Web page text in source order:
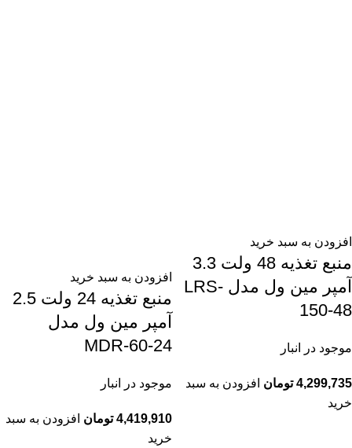
افزودن به سبد خرید
منبع تغذیه 48 ولت 3.3
آمپر مین ول مدل LRS-
150-48
موجود در انبار
4,299,735 تومان افزودن به سبد
خرید
افزودن به سبد خرید
منبع تغذیه 24 ولت 2.5
آمپر مین ول مدل
MDR-60-24
موجود در انبار
4,419,910 تومان افزودن به سبد
خرید